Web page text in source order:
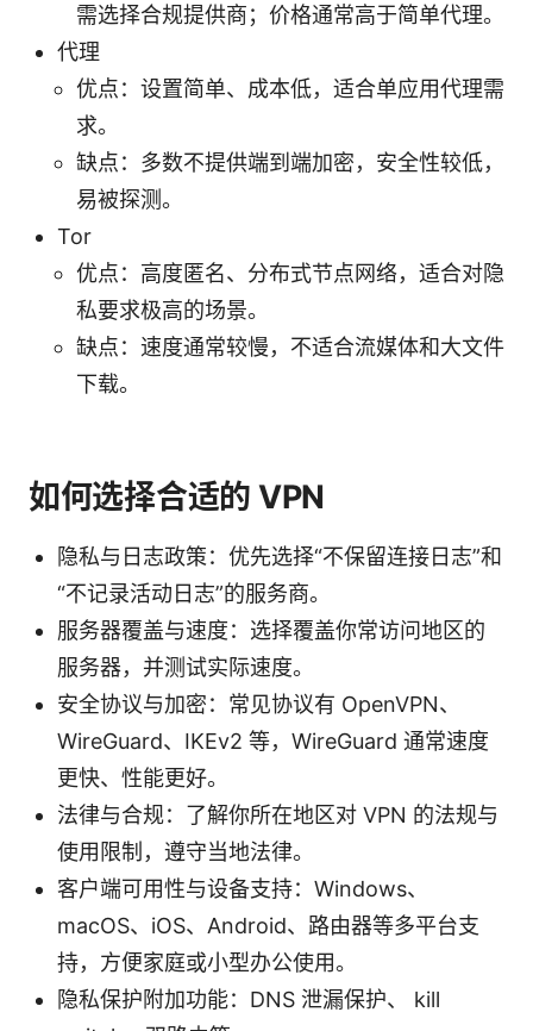
需选择合规提供商；价格通常高于简单代理。
代理
优点：设置简单、成本低，适合单应用代理需
求。
缺点：多数不提供端到端加密，安全性较低，
易被探测。
Tor
优点：高度匿名、分布式节点网络，适合对隐
私要求极高的场景。
缺点：速度通常较慢，不适合流媒体和大文件
下载。
如何选择合适的 VPN
隐私与日志政策：优先选择“不保留连接日志”和
“不记录活动日志”的服务商。
服务器覆盖与速度：选择覆盖你常访问地区的
服务器，并测试实际速度。
安全协议与加密：常见协议有 OpenVPN、
WireGuard、IKEv2 等，WireGuard 通常速度
更快、性能更好。
法律与合规：了解你所在地区对 VPN 的法规与
使用限制，遵守当地法律。
客户端可用性与设备支持：Windows、
macOS、iOS、Android、路由器等多平台支
持，方便家庭或小型办公使用。
隐私保护附加功能：DNS 泄漏保护、 kill